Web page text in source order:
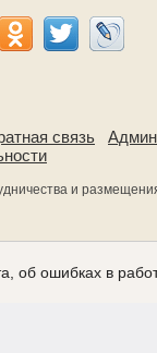
связь
и
об ошибках в